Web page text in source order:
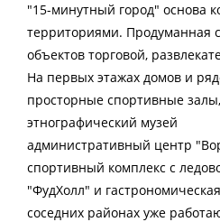
"15-минутный город" основа
территориями. Продуманная
объектов торговой,
На первых этажах домов и
просторные спортивные
этнографический музей
административный центр
спортивный комплекс с
"ФудХолл" и
соседних районах уже